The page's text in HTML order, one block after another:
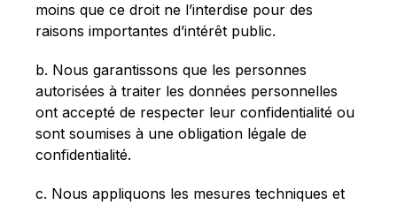
moins que ce droit ne l’interdise pour des
raisons importantes d’intérêt public.
b. Nous garantissons que les personnes
autorisées à traiter les données personnelles
ont accepté de respecter leur confidentialité ou
sont soumises à une obligation légale de
confidentialité.
c. Nous appliquons les mesures techniques et